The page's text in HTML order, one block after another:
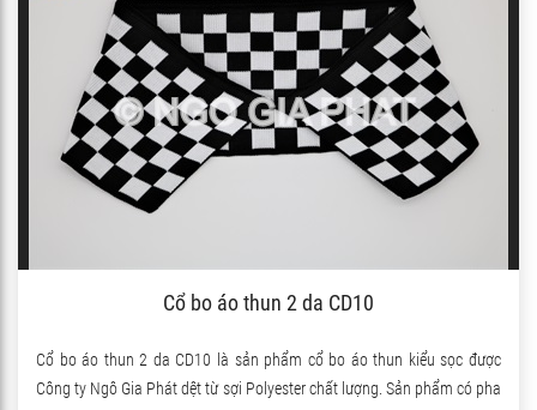
Cổ bo áo thun 2 da CD10
Cổ bo áo thun 2 da CD10 là sản phẩm cổ bo áo thun kiểu sọc được
Công ty Ngô Gia Phát dệt từ sợi Polyester chất lượng. Sản phẩm có pha